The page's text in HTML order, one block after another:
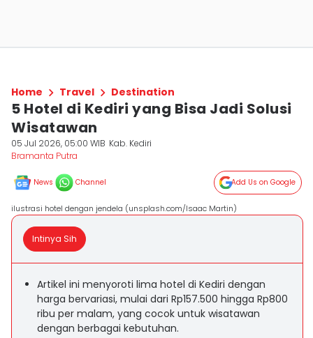
Home Travel Destination
5 Hotel di Kediri yang Bisa Jadi Solusi
Wisatawan
05 Jul 2026, 05:00 WIB Kab. Kediri
Bramanta Putra
News Channel Add Us on Google
ilustrasi hotel dengan jendela (unsplash.com/Isaac Martin)
Intinya Sih
Artikel ini menyoroti lima hotel di Kediri dengan
harga bervariasi, mulai dari Rp157.500 hingga Rp800
ribu per malam, yang cocok untuk wisatawan
dengan berbagai kebutuhan.